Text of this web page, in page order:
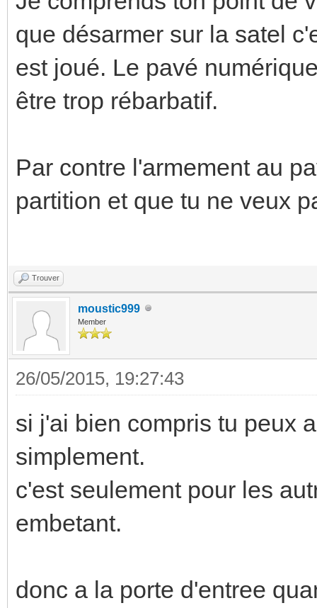
que désarmer sur la satel
est joué. Le pavé
être trop rébarbatif.
Par contre l'armement au
partition et que tu ne veux
Trouver
moustic999
Member
26/05/2015, 19:27:43
si j'ai bien compris tu peux
simplement.
c'est seulement pour les
embetant.
donc a la porte d'entree